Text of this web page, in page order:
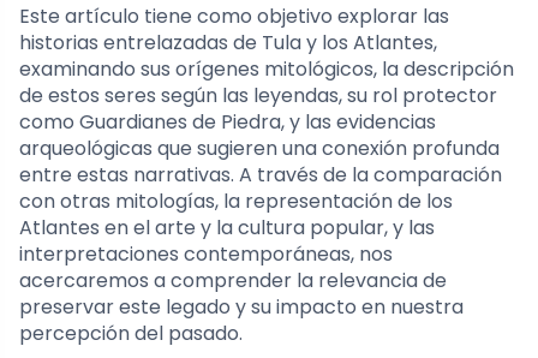
Este artículo tiene como objetivo explorar las
historias entrelazadas de Tula y los Atlantes,
examinando sus orígenes mitológicos, la descripción
de estos seres según las leyendas, su rol protector
como Guardianes de Piedra, y las evidencias
arqueológicas que sugieren una conexión profunda
entre estas narrativas. A través de la comparación
con otras mitologías, la representación de los
Atlantes en el arte y la cultura popular, y las
interpretaciones contemporáneas, nos
acercaremos a comprender la relevancia de
preservar este legado y su impacto en nuestra
percepción del pasado.